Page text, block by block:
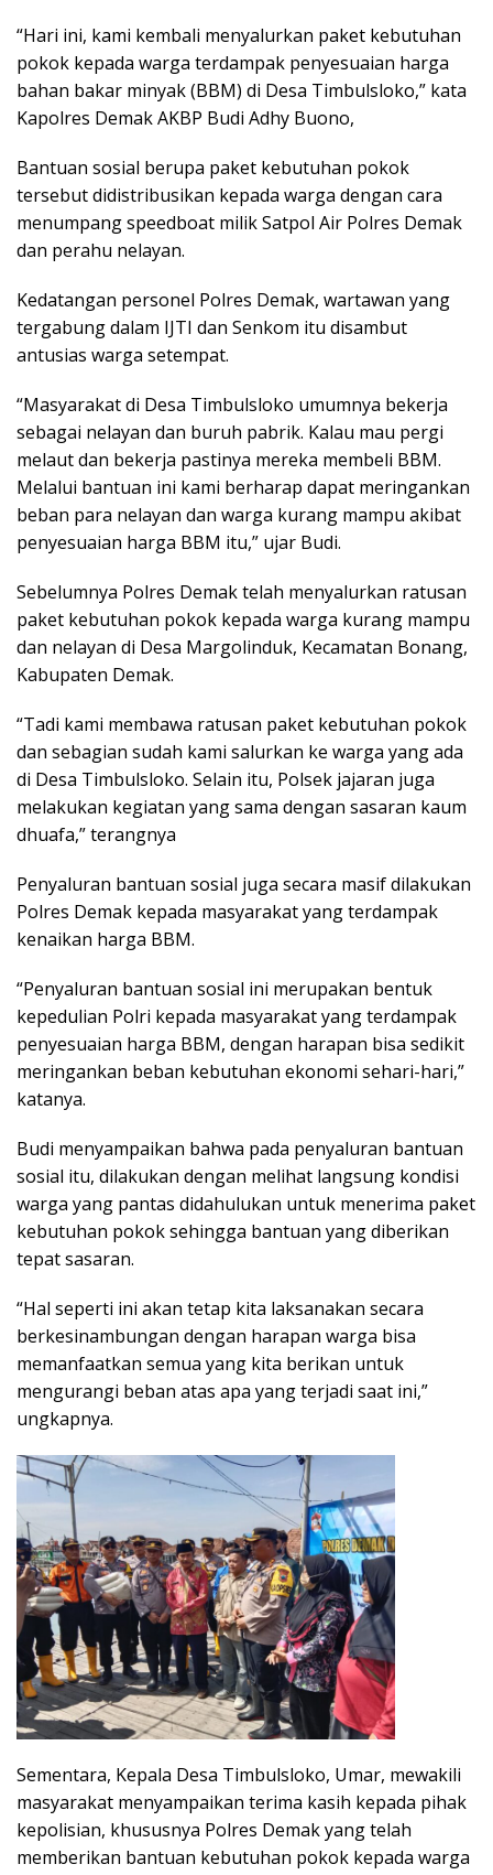
“Hari ini, kami kembali menyalurkan paket kebutuhan
pokok kepada warga terdampak penyesuaian harga
bahan bakar minyak (BBM) di Desa Timbulsloko,” kata
Kapolres Demak AKBP Budi Adhy Buono,
Bantuan sosial berupa paket kebutuhan pokok
tersebut didistribusikan kepada warga dengan cara
menumpang speedboat milik Satpol Air Polres Demak
dan perahu nelayan.
Kedatangan personel Polres Demak, wartawan yang
tergabung dalam IJTI dan Senkom itu disambut
antusias warga setempat.
“Masyarakat di Desa Timbulsloko umumnya bekerja
sebagai nelayan dan buruh pabrik. Kalau mau pergi
melaut dan bekerja pastinya mereka membeli BBM.
Melalui bantuan ini kami berharap dapat meringankan
beban para nelayan dan warga kurang mampu akibat
penyesuaian harga BBM itu,” ujar Budi.
Sebelumnya Polres Demak telah menyalurkan ratusan
paket kebutuhan pokok kepada warga kurang mampu
dan nelayan di Desa Margolinduk, Kecamatan Bonang,
Kabupaten Demak.
“Tadi kami membawa ratusan paket kebutuhan pokok
dan sebagian sudah kami salurkan ke warga yang ada
di Desa Timbulsloko. Selain itu, Polsek jajaran juga
melakukan kegiatan yang sama dengan sasaran kaum
dhuafa,” terangnya
Penyaluran bantuan sosial juga secara masif dilakukan
Polres Demak kepada masyarakat yang terdampak
kenaikan harga BBM.
“Penyaluran bantuan sosial ini merupakan bentuk
kepedulian Polri kepada masyarakat yang terdampak
penyesuaian harga BBM, dengan harapan bisa sedikit
meringankan beban kebutuhan ekonomi sehari-hari,”
katanya.
Budi menyampaikan bahwa pada penyaluran bantuan
sosial itu, dilakukan dengan melihat langsung kondisi
warga yang pantas didahulukan untuk menerima paket
kebutuhan pokok sehingga bantuan yang diberikan
tepat sasaran.
“Hal seperti ini akan tetap kita laksanakan secara
berkesinambungan dengan harapan warga bisa
memanfaatkan semua yang kita berikan untuk
mengurangi beban atas apa yang terjadi saat ini,”
ungkapnya.
Sementara, Kepala Desa Timbulsloko, Umar, mewakili
masyarakat menyampaikan terima kasih kepada pihak
kepolisian, khususnya Polres Demak yang telah
memberikan bantuan kebutuhan pokok kepada warga